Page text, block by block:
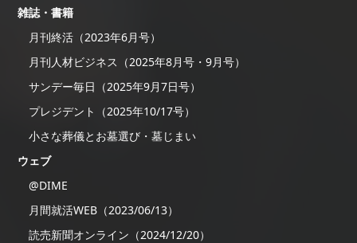
雑誌・書籍
月刊終活（2023年6月号）
月刊人材ビジネス（2025年8月号・9月号）
サンデー毎日（2025年9月7日号）
プレジデント（2025年10/17号）
小さな葬儀とお墓選び・墓じまい
ウェブ
@DIME
月間就活WEB（2023/06/13）
読売新聞オンライン（2024/12/20）